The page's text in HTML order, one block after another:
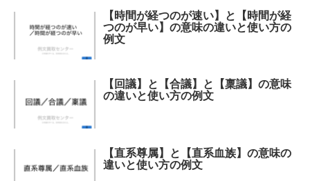
【時間が経つのが速い】と【時間が経
つのが早い】の意味の違いと使い方の
例文
【回議】と【合議】と【稟議】の意味
の違いと使い方の例文
【直系尊属】と【直系血族】の意味の
違いと使い方の例文